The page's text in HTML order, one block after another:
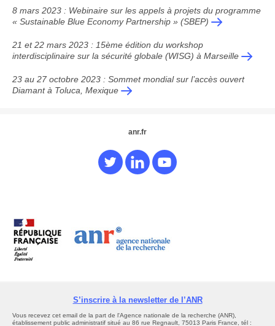
8 mars 2023 : Webinaire sur les appels à projets du programme
« Sustainable Blue Economy Partnership » (SBEP)
21 et 22 mars 2023 : 15ème édition du workshop
interdisciplinaire sur la sécurité globale (WISG) à Marseille
23 au 27 octobre 2023 : Sommet mondial sur l’accès ouvert
Diamant à Toluca, Mexique
anr.fr
S’inscrire à la newsletter de l’ANR
Vous recevez cet email de la part de l'Agence nationale de la recherche (ANR),
établissement public administratif situé au 86 rue Regnault, 75013 Paris France, tél :